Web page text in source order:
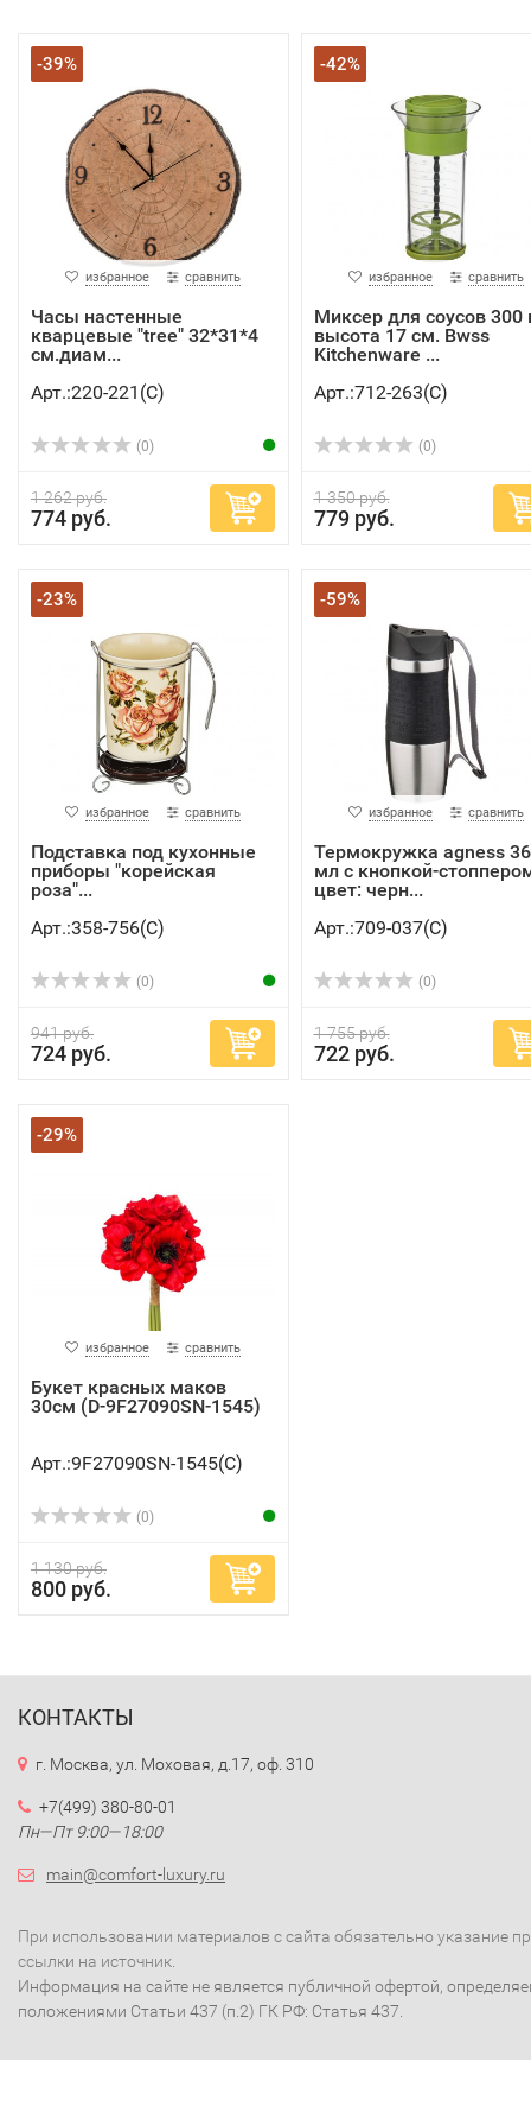
-39%
избранное сравнить
Часы настенные
кварцевые "tree" 32*31*4
см.диам...
Арт.:220-221(C)
(0)
1 262 руб.
774 руб.
-42%
избранное сравнить
Миксер для соусов 300
высота 17 см. Bwss
Kitchenware ...
Арт.:712-263(C)
(0)
1 350 руб.
779 руб.
-23%
избранное сравнить
Подставка под кухонные
приборы "корейская
роза"...
Арт.:358-756(C)
(0)
941 руб.
724 руб.
-59%
избранное сравнить
Термокружка agness
мл с кнопкой-
цвет: черн...
Арт.:709-037(C)
(0)
1 755 руб.
722 руб.
-29%
избранное сравнить
Букет красных маков
30см (D-9F27090SN-1545)
Арт.:9F27090SN-1545(C)
(0)
1 130 руб.
800 руб.
КОНТАКТЫ
г. Москва, ул. Моховая, д.17, оф. 310
+7(499) 380-80-01
Пн—Пт 9:00—18:00
main@comfort-luxury.ru
При использовании материалов с сайта обязательно указание
ссылки на источник.
Информация на сайте не является публичной офертой,
положениями Статьи 437 (п.2) ГК РФ: Статья 437.